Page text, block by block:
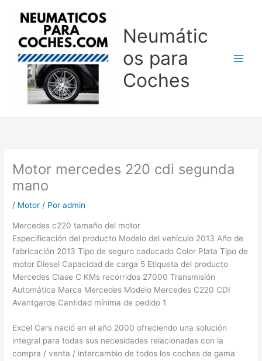
Neumátic
os para
Coches
Motor mercedes 220 cdi segunda
mano
/ Motor / Poradmin
Mercedes c220 tamaño del motor
Especificación del producto Modelo del vehículo 2013 Año de
fabricación 2013 Tipo de seguro caducado Color Plata Tipo de
motor Diesel Capacidad de carga 5 Etiqueta del producto
Mercedes Clase C KMs recorridos 27000 Transmisión
Automática Marca Mercedes Modelo Mercedes C220 CDI
Avantgarde Cantidad mínima de pedido 1
Excel Cars nació en el año 2000 ofreciendo una solución
integral para todas sus necesidades relacionadas con la
compra / venta / intercambio de todos los coches de gama